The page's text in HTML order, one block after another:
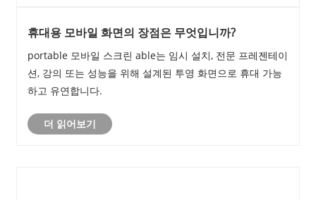
휴대용 모바일 화면의 장점은 무엇입니까?
portable 모바일 스크린 able는 임시 설치, 전문 프레젠테이
션, 강의 또는 성능을 위해 설계된 투영 화면으로 휴대 가능
하고 유연합니다.
더 읽어보기